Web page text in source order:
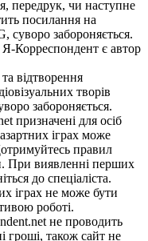
передрук, чи наступне
посилання на
суворо забороняється.
Я-Корреспондент є автор
відтворення
творів
забороняється.
призначені для осіб
іграх може
правил
При виявленні перших
до спеціаліста.
іграх не може бути
роботі.
не проводить
гроші, також сайт не